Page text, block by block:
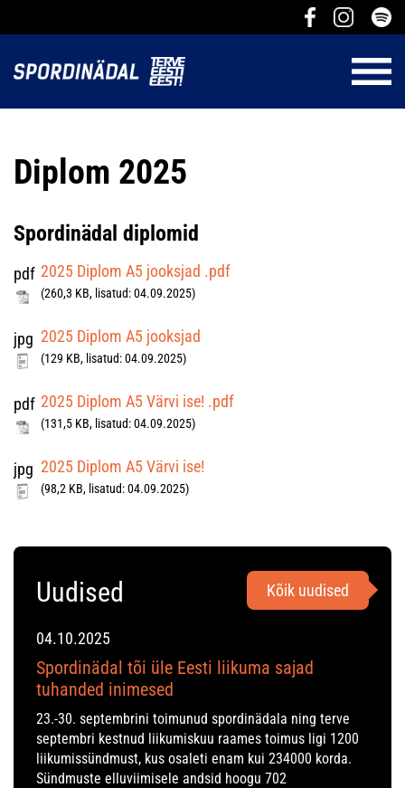
Diplom 2025
Spordinädal diplomid
pdf 2025 Diplom A5 jooksjad .pdf
(260,3 KB, lisatud: 04.09.2025)
jpg 2025 Diplom A5 jooksjad
(129 KB, lisatud: 04.09.2025)
pdf 2025 Diplom A5 Värvi ise! .pdf
(131,5 KB, lisatud: 04.09.2025)
jpg 2025 Diplom A5 Värvi ise!
(98,2 KB, lisatud: 04.09.2025)
Uudised Kõik uudised
04.10.2025
Spordinädal tõi üle Eesti liikuma sajad
tuhanded inimesed
23.-30. septembrini toimunud spordinädala ning terve
septembri kestnud liikumiskuu raames toimus ligi 1200
liikumissündmust, kus osaleti enam kui 234000 korda.
Sündmuste elluviimisele andsid hoogu 702